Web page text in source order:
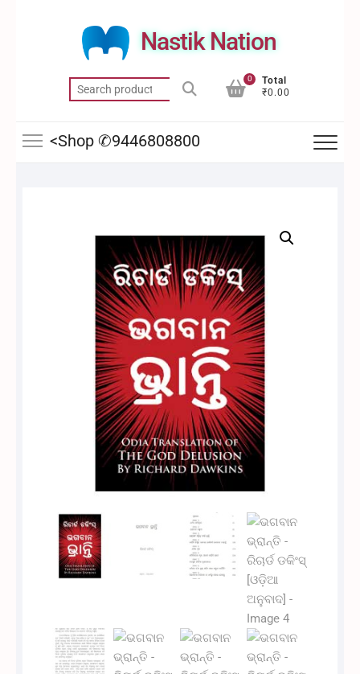
Nastik Nation
Search
for:
0
Total
₹0.00
<Shop ✆9446808800